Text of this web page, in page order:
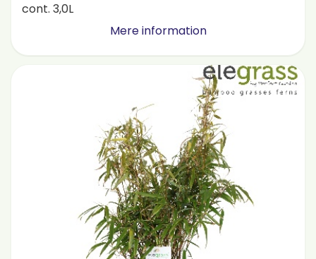
cont. 3,0L
Mere information